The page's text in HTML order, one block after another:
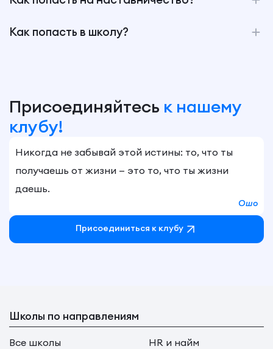
Как попасть в школу?
Присоединяйтесь к нашему
клубу!
Никогда не забывай этой истины: то, что ты
получаешь от жизни — это то, что ты жизни
даешь.
Ошо
Присоединиться к клубу
Школы по направлениям
Все школы
HR и найм